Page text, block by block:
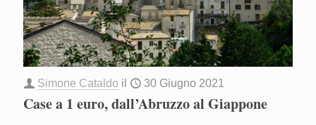
Simone Cataldo il 30 Giugno 2021
Case a 1 euro, dall’Abruzzo al Giappone